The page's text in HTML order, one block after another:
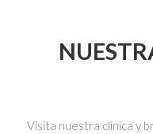
Visita nuestra clínica y